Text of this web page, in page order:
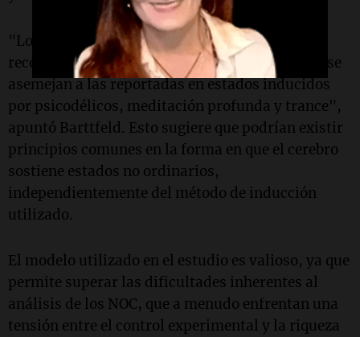
"Lo más interesante del hallazgo es que las
reconfiguraciones cerebrales que encontramos se
asemejan a las reportadas en estados inducidos
por psicodélicos, meditación profunda y trance",
apuntó Barttfeld. Esto sugiere que podrían existir
principios comunes en la forma en que el cerebro
sostiene estados no ordinarios,
independientemente del método de inducción
utilizado.
El modelo utilizado en el estudio es valioso, ya que
permite superar las dificultades inherentes al
análisis de los NOC, que a menudo enfrentan una
tensión entre el control experimental y la riqueza